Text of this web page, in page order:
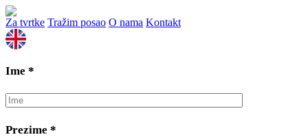
Za tvrtke Tražim posao O nama Kontakt
Ime *
Prezime *